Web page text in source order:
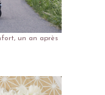
un an après